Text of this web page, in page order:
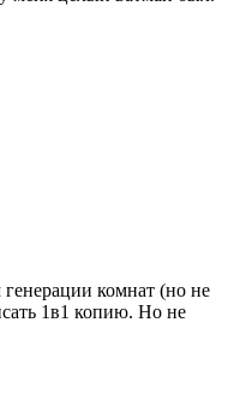
генерации комнат (но не
1в1 копию. Но не